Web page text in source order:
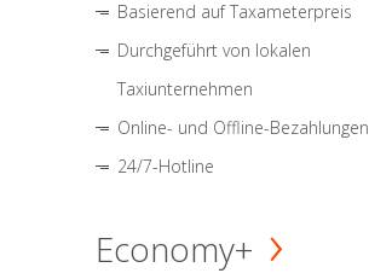
Basierend auf Taxameterpreis
Durchgeführt von lokalen
Taxiunternehmen
Online- und Offline-Bezahlungen
24/7-Hotline
Economy+